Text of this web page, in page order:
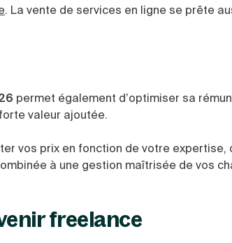
. La vente de services en ligne se prête
permet également d’optimiser sa
valeur ajoutée.
vos prix en fonction de votre expertise,
à une gestion maîtrisée de vos
freelance